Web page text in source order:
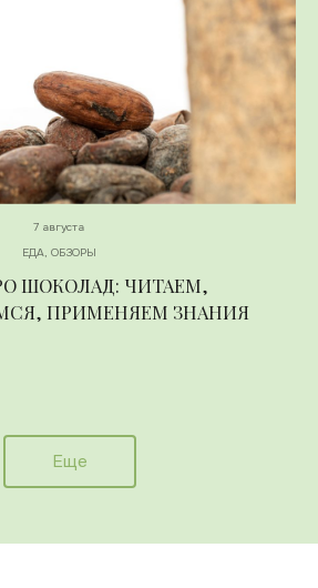
7 августа
ЕДА, ОБЗОРЫ
ШОКОЛАД: ЧИТАЕМ,
ПРИМЕНЯЕМ ЗНАНИЯ
Еще